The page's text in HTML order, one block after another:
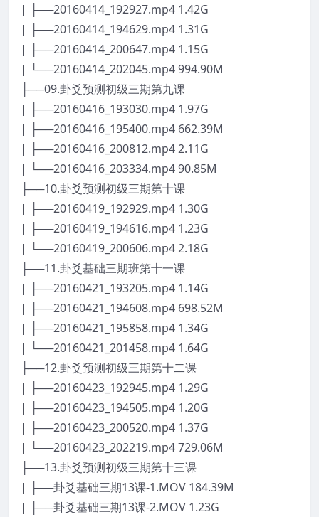
| ├──20160414_192927.mp4 1.42G
| ├──20160414_194629.mp4 1.31G
| ├──20160414_200647.mp4 1.15G
| └──20160414_202045.mp4 994.90M
├──09.卦爻预测初级三期第九课
| ├──20160416_193030.mp4 1.97G
| ├──20160416_195400.mp4 662.39M
| ├──20160416_200812.mp4 2.11G
| └──20160416_203334.mp4 90.85M
├──10.卦爻预测初级三期第十课
| ├──20160419_192929.mp4 1.30G
| ├──20160419_194616.mp4 1.23G
| └──20160419_200606.mp4 2.18G
├──11.卦爻基础三期班第十一课
| ├──20160421_193205.mp4 1.14G
| ├──20160421_194608.mp4 698.52M
| ├──20160421_195858.mp4 1.34G
| └──20160421_201458.mp4 1.64G
├──12.卦爻预测初级三期第十二课
| ├──20160423_192945.mp4 1.29G
| ├──20160423_194505.mp4 1.20G
| ├──20160423_200520.mp4 1.37G
| └──20160423_202219.mp4 729.06M
├──13.卦爻预测初级三期第十三课
| ├──卦爻基础三期13课-1.MOV 184.39M
| ├──卦爻基础三期13课-2.MOV 1.23G